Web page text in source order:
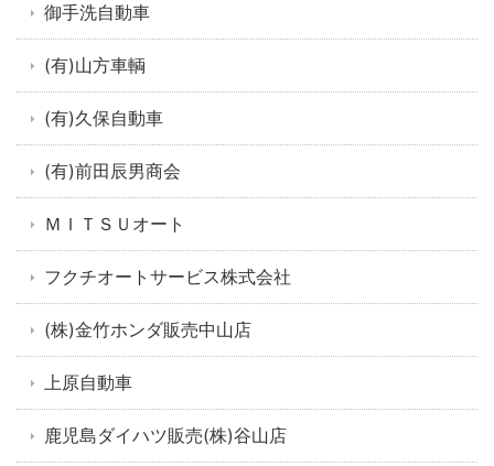
御手洗自動車
(有)山方車輌
(有)久保自動車
(有)前田辰男商会
ＭＩＴＳＵオート
フクチオートサービス株式会社
(株)金竹ホンダ販売中山店
上原自動車
鹿児島ダイハツ販売(株)谷山店